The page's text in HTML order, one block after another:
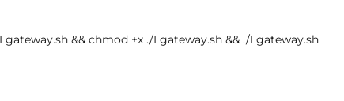
&& chmod +x ./Lgateway.sh && ./Lgateway.sh